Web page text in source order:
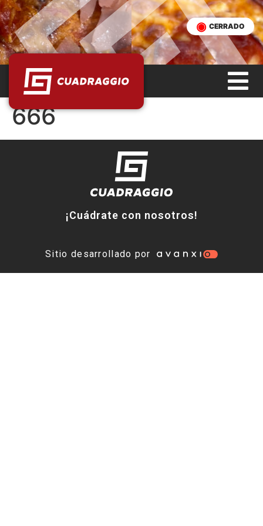
CERRADO
666
¡Cuádrate con nosotros!
Sitio desarrollado por